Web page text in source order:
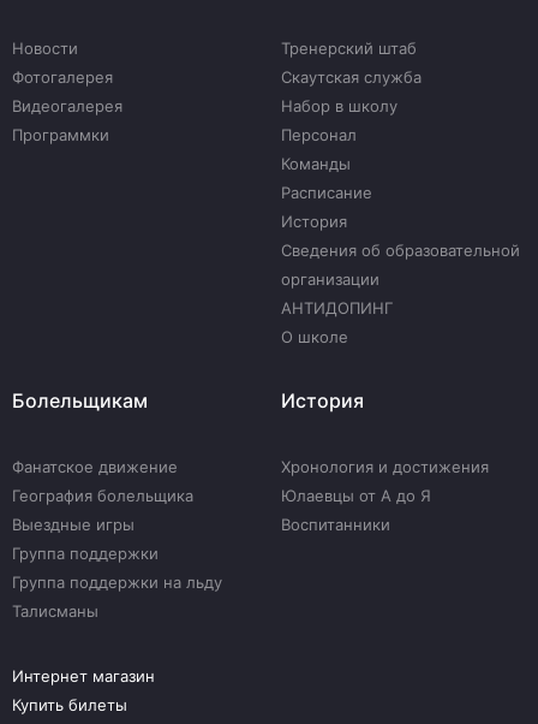
Новости
Фотогалерея
Видеогалерея
Программки
Тренерский штаб
Скаутская служба
Набор в школу
Персонал
Команды
Расписание
История
Сведения об образовательной
организации
АНТИДОПИНГ
О школе
Болельщикам
Фанатское движение
География болельщика
Выездные игры
Группа поддержки
Группа поддержки на льду
Талисманы
История
Хронология и достижения
Юлаевцы от А до Я
Воспитанники
Интернет магазин
Купить билеты